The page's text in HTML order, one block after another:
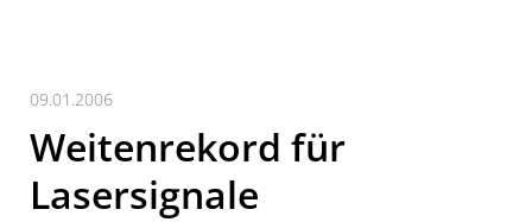
09.01.2006
Weitenrekord für
Lasersignale